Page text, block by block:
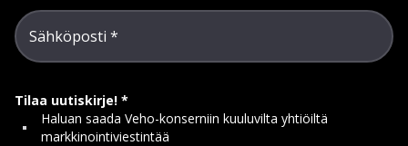
Sähköposti
Tilaa uutiskirje!
Haluan saada Veho-konserniin kuuluvilta yhtiöiltä
markkinointiviestintää